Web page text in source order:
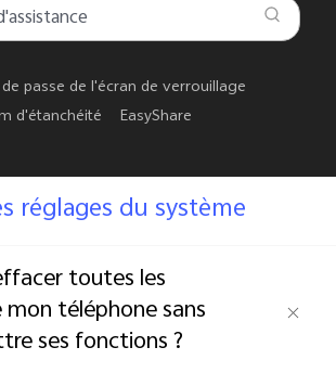
passe de l'écran de verrouillage
d'étanchéité EasyShare
réglages du système
toutes les
téléphone sans
ses fonctions ?